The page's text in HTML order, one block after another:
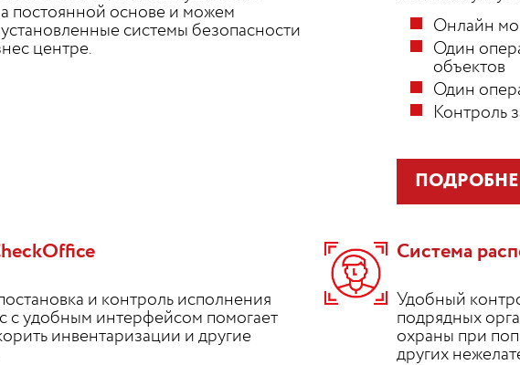
постоянной основе и можем
системы безопасности
центре.
Онлайн
Один
объектов
Один
Контроль
и контроль исполнения
с удобным интерфейсом помогает
инвентаризации и другие
Система
Удобный
подрядных
охраны при
других